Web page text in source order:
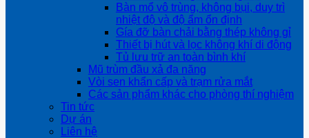
Bàn mổ vô trùng, không bụi, duy trì
nhiệt độ và độ ẩm ổn định
Gía đỡ bàn chải bằng thép không gỉ
Thiết bị hút và lọc không khí di động
Tủ lưu trữ an toàn bình khí
Mũ trùm đầu xả đa năng
Vòi sen khẩn cấp và trạm rửa mắt
Các sản phẩm khác cho phòng thí nghiệm
Tin tức
Dự án
Liên hệ